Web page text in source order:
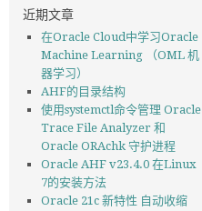
近期文章
在Oracle Cloud中学习Oracle
Machine Learning （OML 机
器学习）
AHF的目录结构
使用systemctl命令管理 Oracle
Trace File Analyzer 和
Oracle ORAchk 守护进程
Oracle AHF v23.4.0 在Linux
7的安装方法
Oracle 21c 新特性 自动收缩